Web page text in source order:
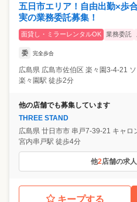
五日市エリア！自由出勤×歩
実の業務委託募集！
面貸し・ミラーレンタルOK 業務委託
委 完全歩合
広島県 広島市佐伯区 楽々園3-4-21
楽々園駅 徒歩2分
他の店舗でも募集しています
THREE STAND
広島県 廿日市市 串戸7-39-21 キャロ
宮内串戸駅 徒歩4分
他2店舗の求
キープする